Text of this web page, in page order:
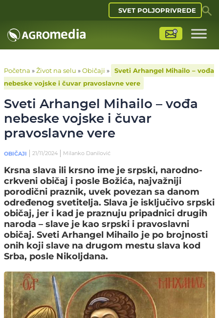
SVET POLJOPRIVREDE
Početna »Život na selu »Običaji »
Sveti Arhangel Mihailo – vođa
nebeske vojske i čuvar pravoslavne vere
Sveti Arhangel Mihailo – vođa
nebeske vojske i čuvar
pravoslavne vere
OBIČAJI 21/11/2024 Milanko Danilović
Krsna slava ili krsno ime je srpski, narodno-
crkveni običaj i posle Božića, najvažniji
porodični praznik, uvek povezan sa danom
određenog svetitelja. Slava je isključivo srpski
običaj, jer i kad je praznuju pripadnici drugih
naroda – slave je kao srpski i pravoslavni
običaj. Sveti Arhangel Mihailo je po brojnosti
onih koji slave na drugom mestu slava kod
Srba, posle Nikoljdana.